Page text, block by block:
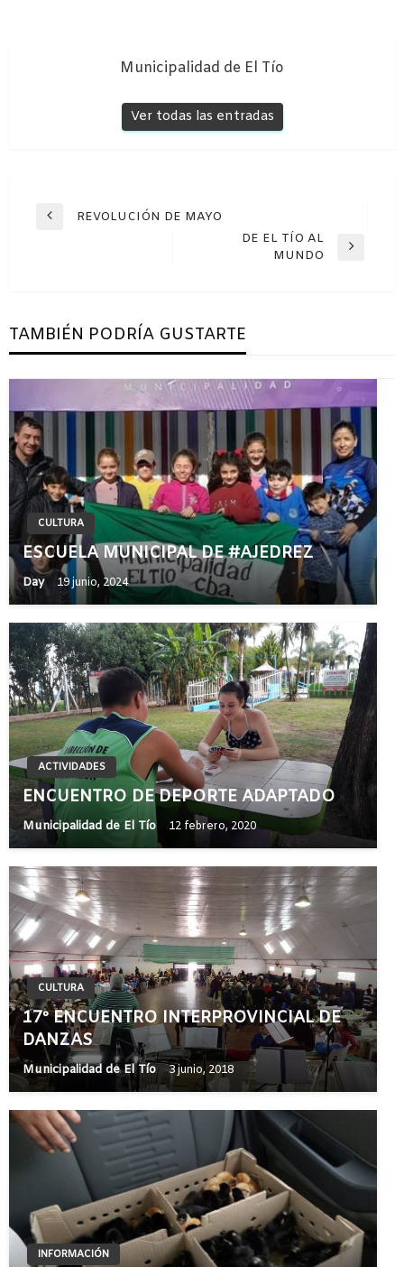
Municipalidad de El Tío
Ver todas las entradas
Navegación
EntradaREVOLUCIÓN DE MAYO
DE EL TÍO AL
MUNDO
TAMBIÉN PODRÍA GUSTARTE
CULTURA
ESCUELA MUNICIPAL DE #AJEDREZ
Day 19 junio, 2024
ACTIVIDADES
ENCUENTRO DE DEPORTE ADAPTADO
Municipalidad de El Tío 12 febrero, 2020
CULTURA
17º ENCUENTRO INTERPROVINCIAL DE
DANZAS
Municipalidad de El Tío 3 junio, 2018
INFORMACIÓN